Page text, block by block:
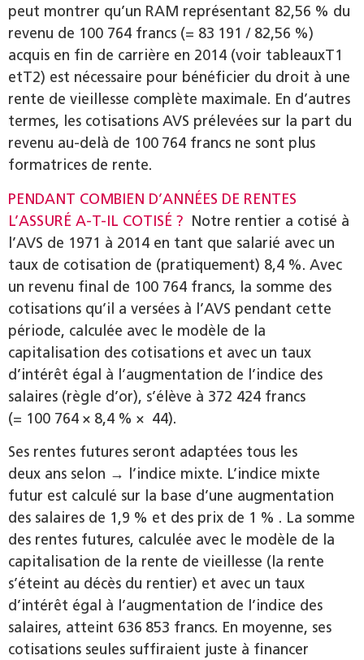
peut montrer qu’un RAM représentant 82,56 % du
revenu de 100 764 francs (= 83 191 / 82,56 %)
acquis en fin de carrière en 2014 (voir tableauxT1
etT2) est nécessaire pour bénéficier du droit à une
rente de vieillesse complète maximale. En d’autres
termes, les cotisations AVS prélevées sur la part du
revenu au-delà de 100 764 francs ne sont plus
formatrices de rente.
PENDANT COMBIEN D’ANNÉES DE RENTES
L’ASSURÉ A-T-IL COTISÉ ? Notre rentier a cotisé à
l’AVS de 1971 à 2014 en tant que salarié avec un
taux de cotisation de (pratiquement) 8,4 %. Avec
un revenu final de 100 764 francs, la somme des
cotisations qu’il a versées à l’AVS pendant cette
période, calculée avec le modèle de la
capitalisation des cotisations et avec un taux
d’intérêt égal à l’augmentation de l’indice des
salaires (règle d’or), s’élève à 372 424 francs
(= 100 764 × 8,4 % × 44).
Ses rentes futures seront adaptées tous les
deux ans selon → l’indice mixte. L’indice mixte
futur est calculé sur la base d’une augmentation
des salaires de 1,9 % et des prix de 1 % . La somme
des rentes futures, calculée avec le modèle de la
capitalisation de la rente de vieillesse (la rente
s’éteint au décès du rentier) et avec un taux
d’intérêt égal à l’augmentation de l’indice des
salaires, atteint 636 853 francs. En moyenne, ses
cotisations seules suffiraient juste à financer